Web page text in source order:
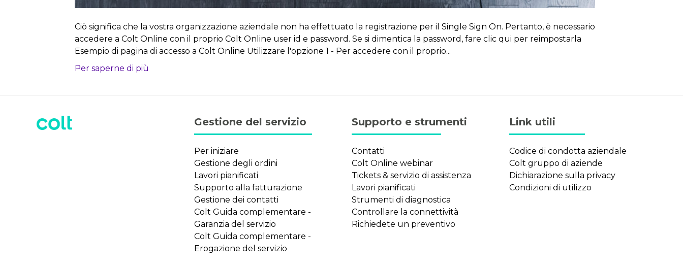
Ciò significa che la vostra organizzazione aziendale non ha effettuato la registrazione per il Single Sign On. Pertanto, è necessario
accedere a Colt Online con il proprio Colt Online user id e password. Se si dimentica la password, fare clic qui per reimpostarla
Esempio di pagina di accesso a Colt Online Utilizzare l'opzione 1 - Per accedere con il proprio...
Per saperne di più
Gestione del servizio
Per iniziare
Gestione degli ordini
Lavori pianificati
Supporto alla fatturazione
Gestione dei contatti
Colt Guida complementare -
Garanzia del servizio
Colt Guida complementare -
Erogazione del servizio
Supporto e strumenti
Contatti
Colt Online webinar
Tickets & servizio di assistenza
Lavori pianificati
Strumenti di diagnostica
Controllare la connettività
Richiedete un preventivo
Link utili
Codice di condotta aziendale
Colt gruppo di aziende
Dichiarazione sulla privacy
Condizioni di utilizzo